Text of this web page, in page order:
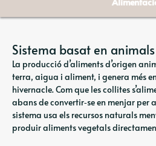
Sistema basat en animals
La producció d’aliments d’origen
terra, aigua i aliment, i genera més
hivernacle. Com que les collites
abans de convertir‑se en menjar per
sistema usa els recursos naturals
produir aliments vegetals